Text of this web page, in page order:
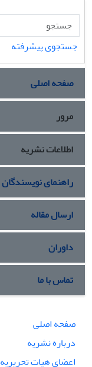
جستجوی پیشرفته
صفحه اصلی
مرور
اطلاعات نشریه
راهنمای نویسندگان
ارسال مقاله
داوران
تماس با ما
صفحه اصلی
درباره نشریه
اعضای هیات تحریریه